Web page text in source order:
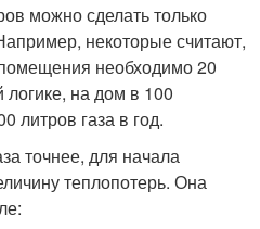
можно сделать только
некоторые считают,
необходимо 20
логике, на дом в 100
литров газа в год.
точнее, для начала
теплопотерь. Она